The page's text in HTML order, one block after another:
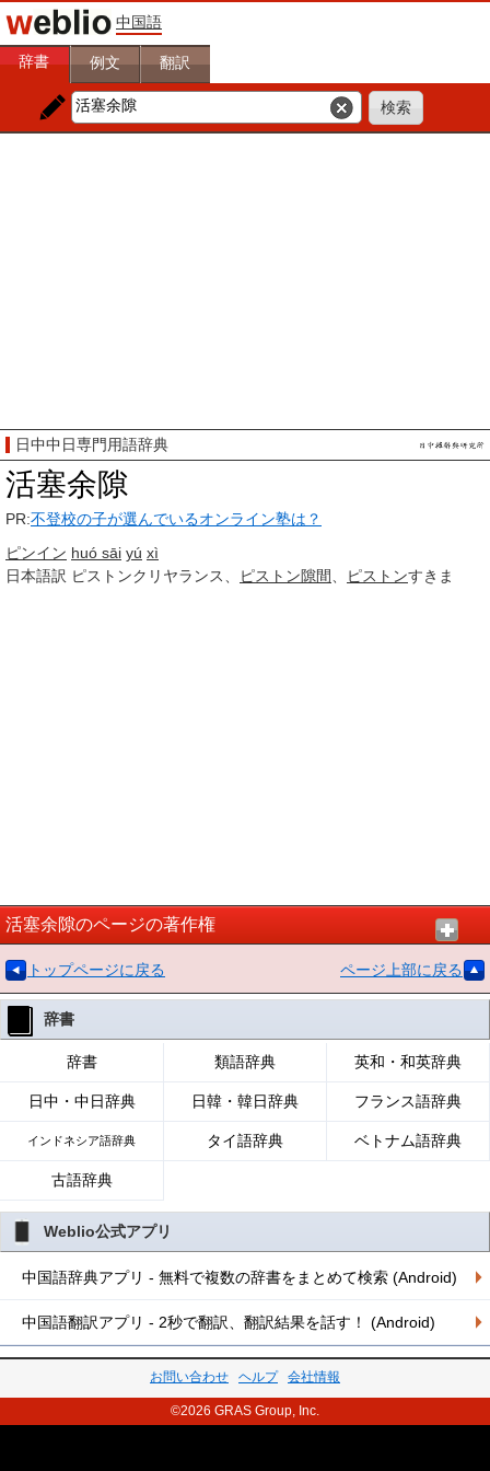
中国語
辞書 例文 翻訳
日中中日専門用語辞典
活塞余隙
PR:不登校の子が選んでいるオンライン塾は？
ピンイン huó sāi yú xì
日本語訳 ピストンクリヤランス、 ピストン隙間 ピストンすきま
活塞余隙のページの著作権
トップページに戻る ページ上部に戻る
辞書
辞書 類語辞典 英和・和英辞典
日中・中日辞典 日韓・韓日辞典 フランス語辞典
インドネシア語辞典 タイ語辞典 ベトナム語辞典
古語辞典
Weblio公式アプリ
中国語辞典アプリ - 無料で複数の辞書をまとめて検索 (Android)
中国語翻訳アプリ - 2秒で翻訳、翻訳結果を話す！ (Android)
お問い合わせ ヘルプ 会社情報
©2026 GRAS Group, Inc.